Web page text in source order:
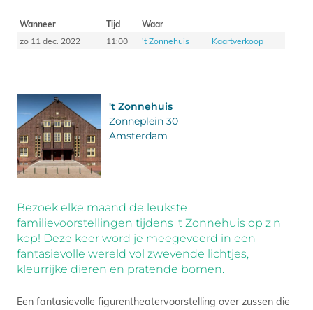
Wanneer Tijd
Waar
zo 11 dec. 2022
11:00 't Zonnehuis Kaartverkoop
't Zonnehuis
Zonneplein 30
Amsterdam
Bezoek elke maand de leukste
familievoorstellingen tijdens 't Zonnehuis op z'n
kop! Deze keer word je meegevoerd in een
fantasievolle wereld vol zwevende lichtjes,
kleurrijke dieren en pratende bomen.
Een fantasievolle figurentheatervoorstelling over zussen die